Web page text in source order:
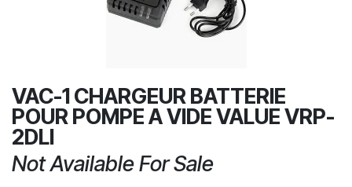
VAC-1 CHARGEUR BATTERIE
POUR POMPE A VIDE VALUE VRP-
2DLI
Not Available For Sale